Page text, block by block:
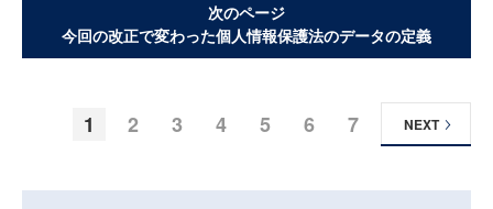
次のページ
今回の改正で変わった個人情報保護法のデータの定義
1 2 3 4 5 6 7 NEXT